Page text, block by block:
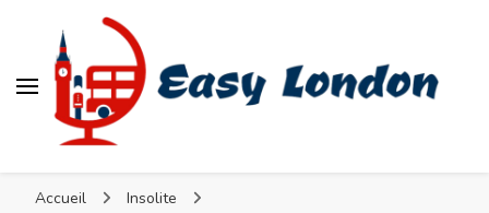
Accueil
Insolite